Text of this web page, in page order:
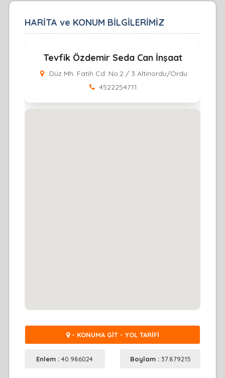
HARİTA ve KONUM BİLGİLERİMİZ
Tevfik Özdemir Seda Can İnşaat
Düz Mh. Fatih Cd. No:2 / 3 Altinordu/Ordu
4522254711
- KONUMA GİT - YOL TARİFİ
Enlem :40.986024 Boylam : 37.879215